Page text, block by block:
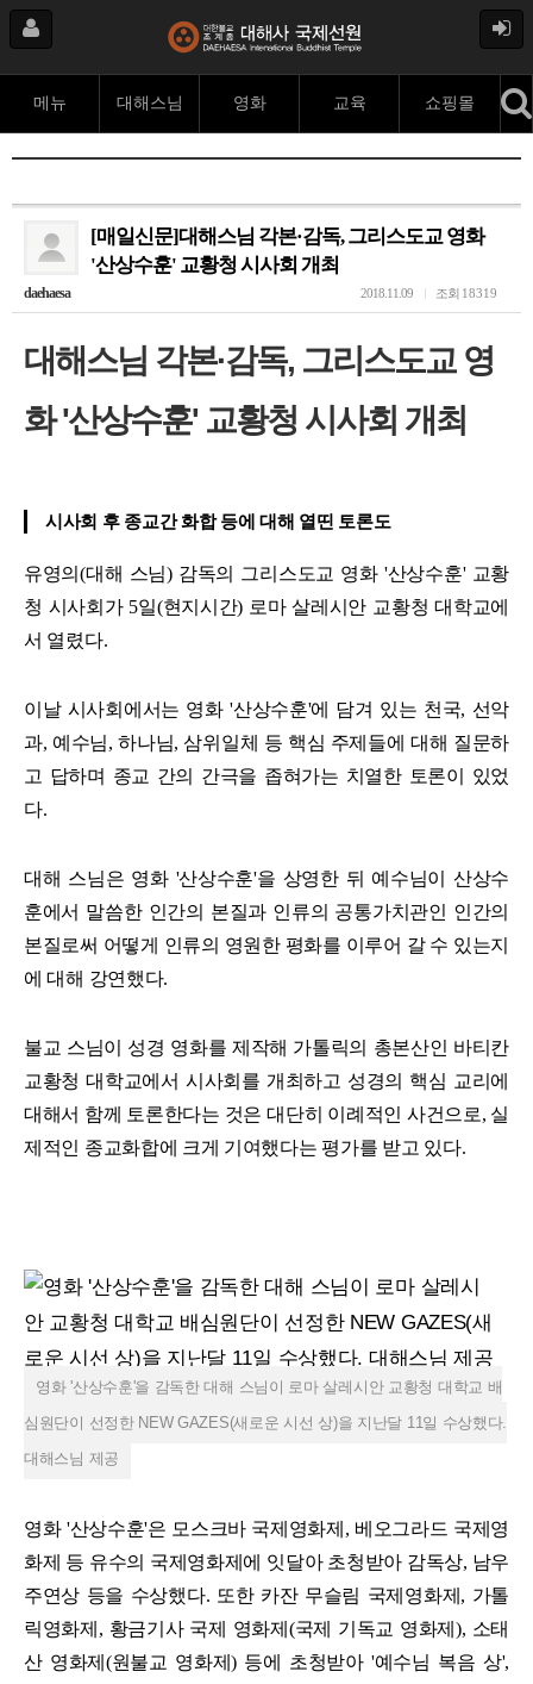
메뉴 대해스님 영화 교육 쇼핑몰
[매일신문]대해스님 각본·감독, 그리스도교 영화
'산상수훈' 교황청 시사회 개최
daehaesa 조회 18319
2018.11.09
대해스님 각본·감독, 그리스도교 영
화 '산상수훈' 교황청 시사회 개최
시사회 후 종교간 화합 등에 대해 열띤 토론도
유영의(대해 스님) 감독의 그리스도교 영화 '산상수훈' 교황
청 시사회가 5일(현지시간) 로마 살레시안 교황청 대학교에
서 열렸다.
이날 시사회에서는 영화 '산상수훈'에 담겨 있는 천국, 선악
과, 예수님, 하나님, 삼위일체 등 핵심 주제들에 대해 질문하
고 답하며 종교 간의 간극을 좁혀가는 치열한 토론이 있었
다.
대해 스님은 영화 '산상수훈'을 상영한 뒤 예수님이 산상수
훈에서 말씀한 인간의 본질과 인류의 공통가치관인 인간의
본질로써 어떻게 인류의 영원한 평화를 이루어 갈 수 있는지
에 대해 강연했다.
불교 스님이 성경 영화를 제작해 가톨릭의 총본산인 바티칸
교황청 대학교에서 시사회를 개최하고 성경의 핵심 교리에
대해서 함께 토론한다는 것은 대단히 이례적인 사건으로, 실
제적인 종교화합에 크게 기여했다는 평가를 받고 있다.
영화 '산상수훈'을 감독한 대해 스님이 로마 살레시안 교황청 대학교 배
심원단이 선정한 NEW GAZES(새로운 시선 상)을 지난달 11일 수상했다.
대해스님 제공
영화 '산상수훈'은 모스크바 국제영화제, 베오그라드 국제영
화제 등 유수의 국제영화제에 잇달아 초청받아 감독상, 남우
주연상 등을 수상했다. 또한 카잔 무슬림 국제영화제, 가톨
릭영화제, 황금기사 국제 영화제(국제 기독교 영화제), 소태
산 영화제(원불교 영화제) 등에 초청받아 '예수님 복음 상',